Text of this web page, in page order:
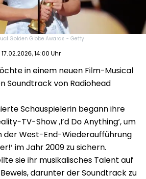
Golden Globe Awards - Getty
17.02.2026, 14:00 Uhr
in einem neuen Film-Musical
Soundtrack von Radiohead
Schauspielerin begann ihre
TV-Show ‚I’d Do Anything‘, um
der West-End-Wiederaufführung
im Jahr 2009 zu sichern.
sie ihr musikalisches Talent auf
darunter der Soundtrack zu